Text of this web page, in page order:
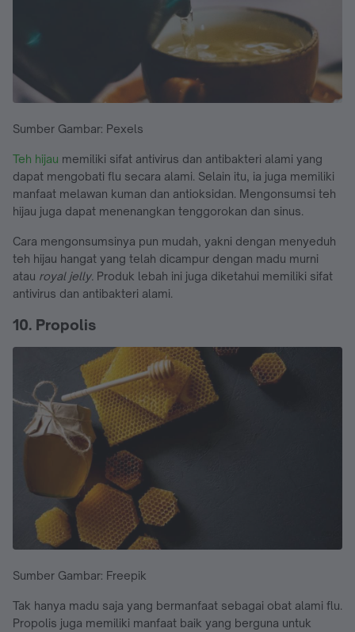
Sumber Gambar: Pexels
Teh hijau memiliki sifat antivirus dan antibakteri alami yang
dapat mengobati flu secara alami. Selain itu, ia juga memiliki
manfaat melawan kuman dan antioksidan. Mengonsumsi teh
hijau juga dapat menenangkan tenggorokan dan sinus.
Cara mengonsumsinya pun mudah, yakni dengan menyeduh
teh hijau hangat yang telah dicampur dengan madu murni
atau royal jelly. Produk lebah ini juga diketahui memiliki sifat
antivirus dan antibakteri alami.
10. Propolis
Sumber Gambar: Freepik
Tak hanya madu saja yang bermanfaat sebagai obat alami flu.
Propolis juga memiliki manfaat baik yang berguna untuk